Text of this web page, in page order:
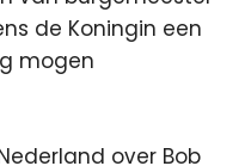
de Koningin een
mogen
over Bob